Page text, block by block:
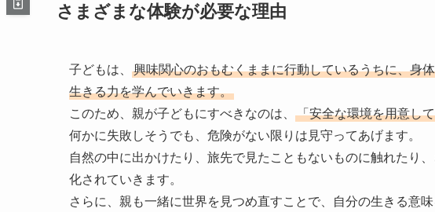
さまざまな体験が必要な理由
子どもは、
興味関心のおもむくままに行動しているうちに、身
生きる力を学んでいきます。
このため、親が子どもにすべきなのは、
「安全な環境を用意し
何かに失敗しそうでも、危険がない限りは見守ってあげます。
自然の中に出かけたり、旅先で見たこともないものに触れたり
化されていきます。
さらに、親も一緒に世界を見つめ直すことで、自分の生きる意味